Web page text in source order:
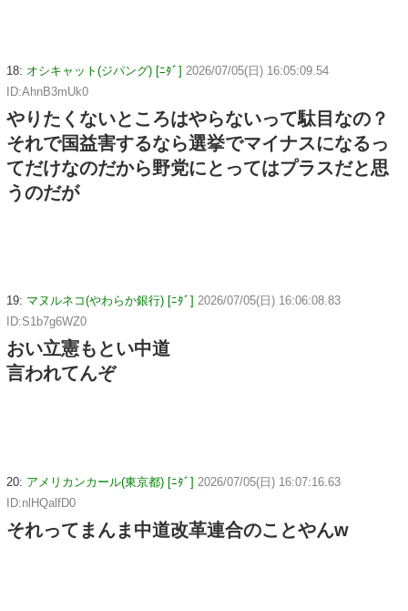
18: オシキャット(ジパング) [ﾆﾀﾞ] 2026/07/05(日) 16:05:09.54
ID:AhnB3mUk0
やりたくないところはやらないって駄目なの？
それで国益害するなら選挙でマイナスになるっ
てだけなのだから野党にとってはプラスだと思
うのだが
19: マヌルネコ(やわらか銀行) [ﾆﾀﾞ] 2026/07/05(日) 16:06:08.83
ID:S1b7g6WZ0
おい立憲もとい中道
言われてんぞ
20: アメリカンカール(東京都) [ﾆﾀﾞ] 2026/07/05(日) 16:07:16.63
ID:nlHQalfD0
それってまんま中道改革連合のことやんw